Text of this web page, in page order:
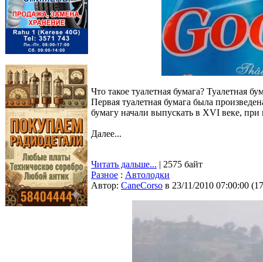
Что такое туалетная бумага? Туалетная
Первая туалетная бумага была
бумагу начали выпускать в XVI веке,
Далее...
Читать дальше... | 2575 байт
Разное : Автолодки
Автор: CaneCorso в 23/11/2010 07:00:00 (